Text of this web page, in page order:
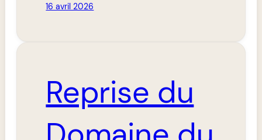
16 avril 2026
Reprise du